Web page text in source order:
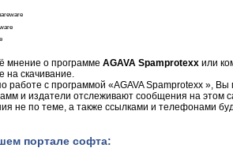
мнение о программе AGAVA Spamprotexx или
на скачивание.
работе с программой «AGAVA Spamprotexx », Вы
и издатели отслеживают сообщения на этом
не по теме, а также ссылками и телефонами
портале софта: